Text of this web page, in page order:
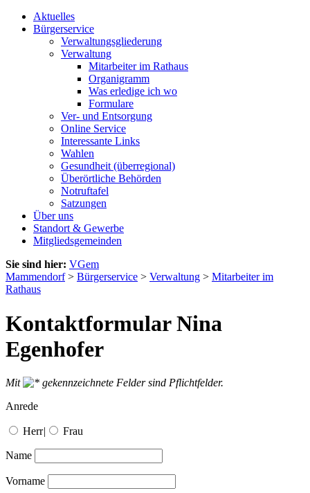
Aktuelles
Bürgerservice
Verwaltungsgliederung
Verwaltung
Mitarbeiter im Rathaus
Organigramm
Was erledige ich wo
Formulare
Ver- und Entsorgung
Online Service
Interessante Links
Wahlen
Gesundheit (überregional)
Überörtliche Behörden
Notruftafel
Satzungen
Über uns
Standort & Gewerbe
Mitgliedsgemeinden
Sie sind hier: VGem
Mammendorf> Bürgerservice > Verwaltung > Mitarbeiter im
Rathaus
Kontaktformular Nina
Egenhofer
Mit
gekennzeichnete Felder sind Pflichtfelder.
Anrede
Herr| Frau
Name
Vorname